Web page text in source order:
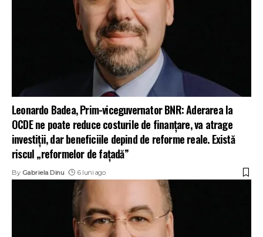
Leonardo Badea, Prim-viceguvernator BNR: Aderarea la
OCDE ne poate reduce costurile de finanțare, va atrage
investiții, dar beneficiile depind de reforme reale. Există
riscul „reformelor de fațadă”
By Gabriela Dinu 6 luni ago